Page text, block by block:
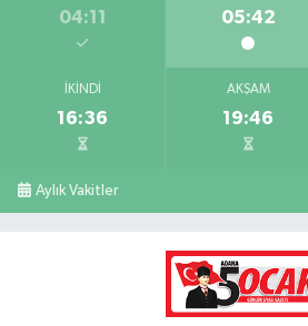
04:11 05:42
İKINDI
16:36
AKŞAM
19:46
Aylık Vakitler